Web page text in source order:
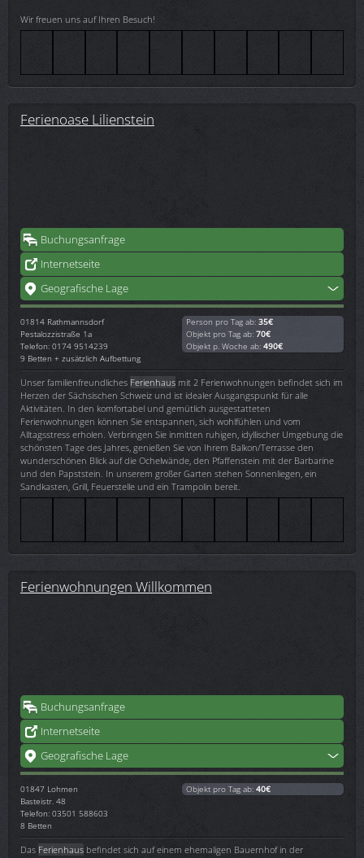
Wir freuen uns auf Ihren Besuch!
Ferienoase Lilienstein
Buchungsanfrage
Internetseite
Geografische Lage
01814 Rathmannsdorf
Pestalozzistraße 1a
Telefon: 0174 9514239
9 Betten + zusätzlich Aufbettung
Person pro Tag ab: 35€
Objekt pro Tag ab: 70€
Objekt p. Woche ab: 490€
Unser familienfreundliches Ferienhaus mit 2 Ferienwohnungen befindet sich im
Herzen der Sächsischen Schweiz und ist idealer Ausgangspunkt für alle
Aktivitäten. In den komfortabel und gemütlich ausgestatteten
Ferienwohnungen können Sie entspannen, sich wohlfühlen und vom
Alltagsstress erholen. Verbringen Sie inmitten ruhigen, idyllischer Umgebung die
schönsten Tage des Jahres, genießen Sie von Ihrem Balkon/Terrasse den
wunderschönen Blick auf die Ochelwände, den Pfaffenstein mit der Barbarine
und den Papststein. In unserem großer Garten stehen Sonnenliegen, ein
Sandkasten, Grill, Feuerstelle und ein Trampolin bereit.
Ferienwohnungen Willkommen
Buchungsanfrage
Internetseite
Geografische Lage
01847 Lohmen
Basteistr. 48
Telefon: 03501 588603
8 Betten
Objekt pro Tag ab: 40€
Das Ferienhaus befindet sich auf einem ehemaligen Bauernhof in der